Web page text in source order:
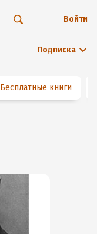
Подписка
Войти
Бесплатные книги